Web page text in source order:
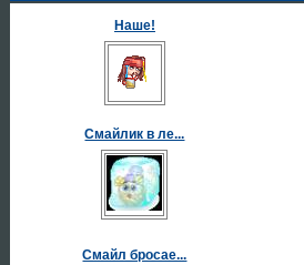
Наше!
Смайлик в ле...
Смайл бросае...